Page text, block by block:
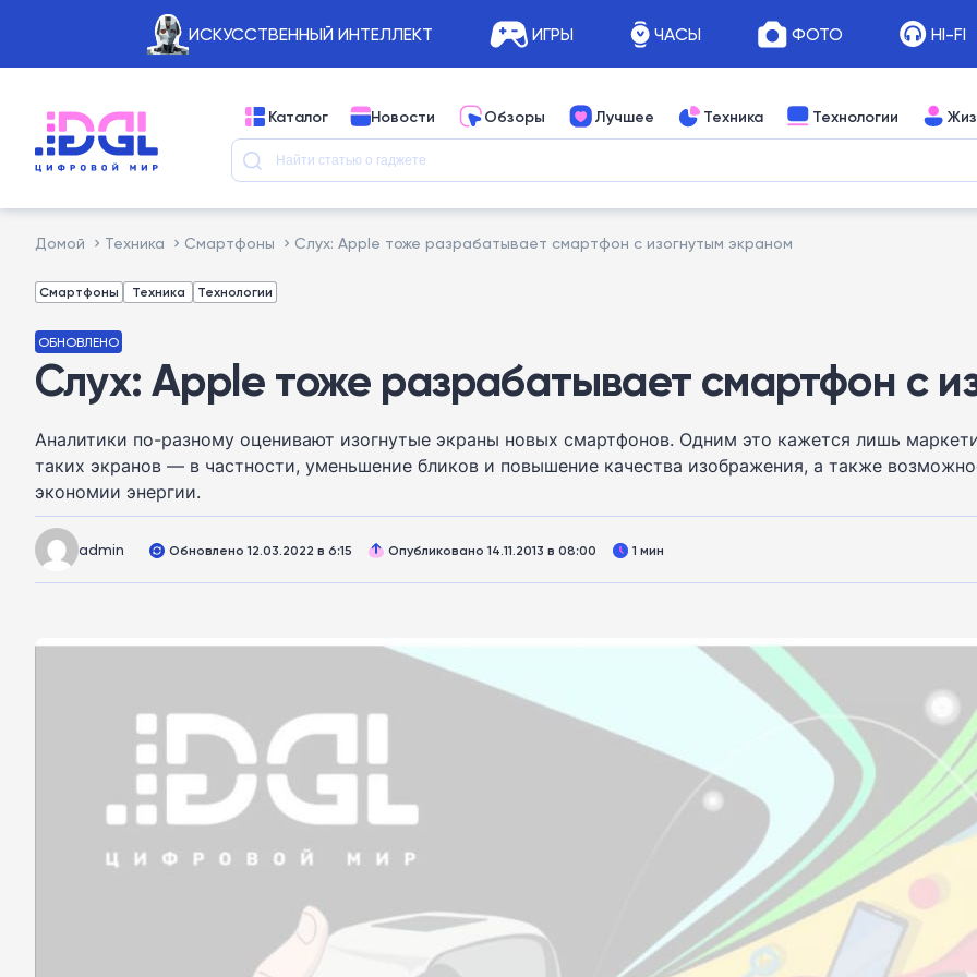
ИСКУССТВЕННЫЙ ИНТЕЛЛЕКТ ИГРЫ ЧАСЫ ФОТО HI-FI
Каталог Новости Обзоры Лучшее Техника Технологии
Домой Техника Смартфоны Слух: Apple тоже разрабатывает смартфон с изогнутым экраном
Смартфоны Техника Технологии
ОБНОВЛЕНО
Слух: Apple тоже разрабатывает смартфон с
Аналитики по-разному оценивают изогнутые экраны новых смартфонов. Одним это кажется лишь
таких экранов — в частности, уменьшение бликов и повышение качества изображения, а также
экономии энергии.
admin Обновлено 12.03.2022 в 6:15 Опубликовано 14.11.2013 в 08:00 1 мин